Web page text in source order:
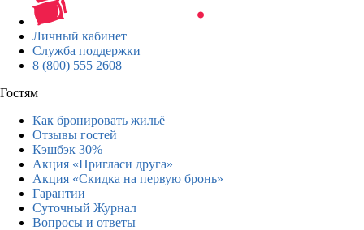
Личный кабинет
Служба поддержки
8 (800) 555 2608
Гостям
Как бронировать жильё
Отзывы гостей
Кэшбэк 30%
Акция «Пригласи друга»
Акция «Скидка на первую бронь»
Гарантии
Суточный Журнал
Вопросы и ответы